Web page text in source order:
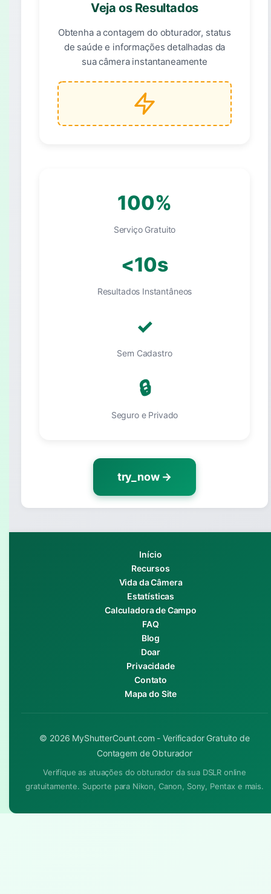
Veja os Resultados
Obtenha a contagem do obturador, status
de saúde e informações detalhadas da
sua câmera instantaneamente
100%
Serviço Gratuito
<10s
Resultados Instantâneos
✓
Sem Cadastro
🔒
Seguro e Privado
try_now →
Início
Recursos
Vida da Câmera
Estatísticas
Calculadora de Campo
FAQ
Blog
Doar
Privacidade
Contato
Mapa do Site
© 2026 MyShutterCount.com - Verificador Gratuito de
Contagem de Obturador
Verifique as atuações do obturador da sua DSLR online
gratuitamente. Suporte para Nikon, Canon, Sony, Pentax e mais.